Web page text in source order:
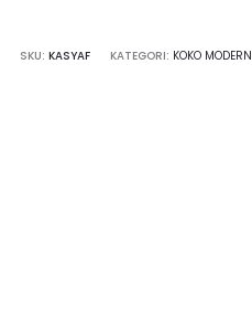
SKU: KASYAF KATEGORI: KOKO MODERN